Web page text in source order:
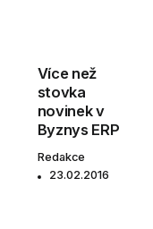
Více než
stovka
novinek v
Byznys ERP
Redakce
23.02.2016